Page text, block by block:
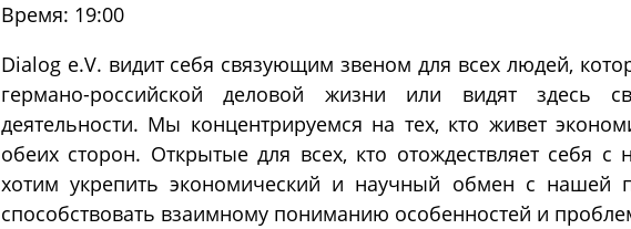
Время: 19:00
Dialog e.V. видит себя связующим звеном для всех людей,
германо-российской деловой жизни или видят здесь
деятельности. Мы концентрируемся на тех, кто живет
обеих сторон. Открытые для всех, кто отождествляет себя
хотим укрепить экономический и научный обмен с нашей
способствовать взаимному пониманию особенностей и